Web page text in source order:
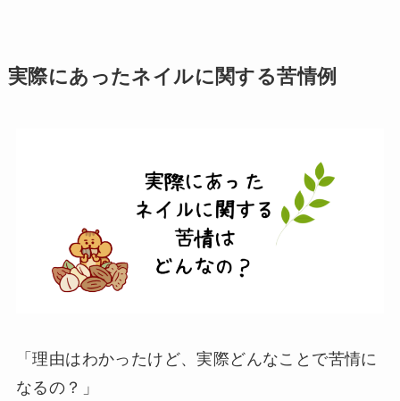
実際にあったネイルに関する苦情例
「理由はわかったけど、実際どんなことで苦情に
なるの？」